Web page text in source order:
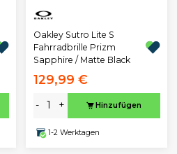
Oakley Sutro Lite S
Fahrradbrille Prizm
Sapphire / Matte Black
129,99 €
- + Hinzufügen
1-2 Werktagen